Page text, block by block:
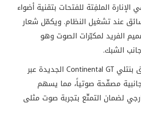
الإنارة الملفِتة للفتحات بتقنية أضواء
عند تشغيل النظام. ويكمّل شعار
الفريد لمكبّرات الصوت وهو
الشبك.
بنتلي Continental GT
الجديدة عبر
مصفّحة صوتياً، مما يسهم
لضمان التمتّع بتجربة صوت مثلى